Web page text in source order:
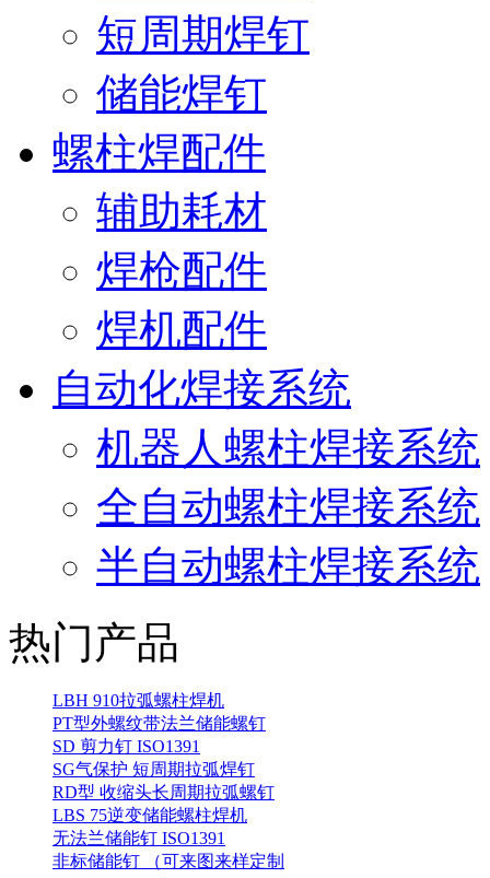
短周期焊钉
储能焊钉
螺柱焊配件
辅助耗材
焊枪配件
焊机配件
自动化焊接系统
机器人螺柱焊接系统
全自动螺柱焊接系统
半自动螺柱焊接系统
热门产品
LBH 910拉弧螺柱焊机
PT型外螺纹带法兰储能螺钉
SD 剪力钉 ISO1391
SG气保护 短周期拉弧焊钉
RD型 收缩头长周期拉弧螺钉
LBS 75逆变储能螺柱焊机
无法兰储能钉 ISO1391
非标储能钉 （可来图来样定制